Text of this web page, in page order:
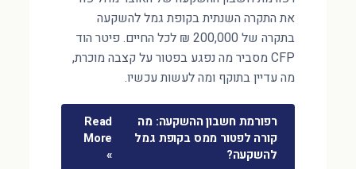
את התקרה השנתית בקופת גמל להשקעה
בתקרה של 200,000 ₪ לכל החיים. פיטר הוד
CFP מסביר מה נפגע בפטור על קצבה מוכרת,
מה עדיין בתוקף ומה לעשות עכשיו.
רפורמת חשבון ההשקעה: מה
קורה לפטור ממס בקופת גמל
להשקעה?
Read
More
»